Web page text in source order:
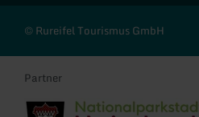
© Rureifel Tourismus GmbH
Partner
Stadt Heimbach